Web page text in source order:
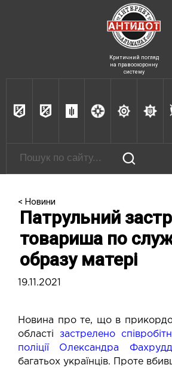
Критичний погляд
на правоохоронну
систему
< Новини
Патрульний
товариша по
образу матері
19.11.2021
Новина про те, що в
області застрелено
поліції Олександра
багатьох українців. Проте